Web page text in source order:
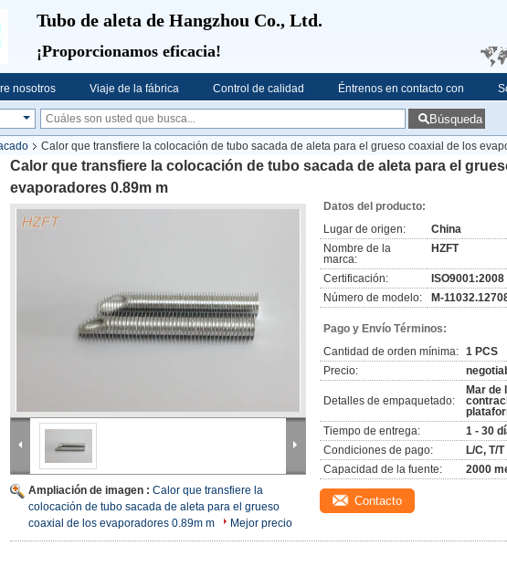
Tubo de aleta de Hangzhou Co., Ltd.
¡Proporcionamos eficacia!
nosotros Viaje de la fábrica Control de calidad Éntrenos en contacto con
Búsqueda
Calor que transfiere la colocación de tubo sacada de aleta para el grueso coaxial de los
Calor que transfiere la colocación de tubo sacada de aleta para el
evaporadores 0.89m m
Ampliación de imagen : Calor que transfiere la
colocación de tubo sacada de aleta para el grueso
coaxial de los evaporadores 0.89m m
Mejor precio
Datos del producto:
Lugar de origen:
China
Nombre de la
marca:
HZFT
Certificación:
ISO9001:2008
Número de modelo:
M-
Pago y Envío Términos:
Cantidad de orden mínima: 1 PCS
Precio:
Detalles de empaquetado:
Mar de
Tiempo de entrega:
1 - 30
Condiciones de pago:
L/C, T/T
Capacidad de la fuente:
2000
Contacto